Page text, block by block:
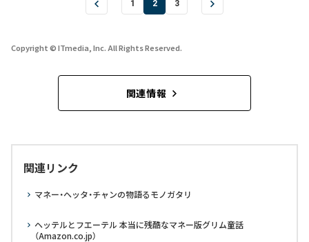
1 2 3
Copyright © ITmedia, Inc. All Rights Reserved.
関連情報
関連リンク
マネー・ヘッタ・チャンの物語るモノガタリ
ヘッテルとフエーテル 本当に残酷なマネー版グリム童話
（Amazon.co.jp）